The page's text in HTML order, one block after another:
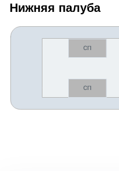
Нижняя палуба